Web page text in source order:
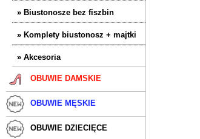
» Biustonosze bez fiszbin
» Komplety biustonosz + majtki
» Akcesoria
OBUWIE DAMSKIE
OBUWIE MĘSKIE
OBUWIE DZIECIĘCE